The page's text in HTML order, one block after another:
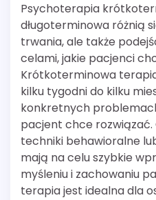
Psychoterapia
długoterminowa różnią
trwania, ale także
celami, jakie pacjenci
Krótkoterminowa
kilku tygodni do kilku
konkretnych
pacjent chce rozwiązać.
techniki behawioralne
mają na celu szybkie
myśleniu i zachowaniu
terapia jest idealna dla